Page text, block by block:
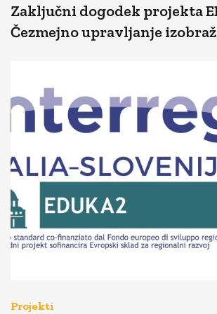
Zaključni dogodek projekta
Čezmejno upravljanje
Projekti